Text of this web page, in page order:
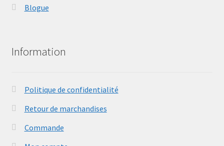
Blogue
Information
Politique de confidentialité
Retour de marchandises
Commande